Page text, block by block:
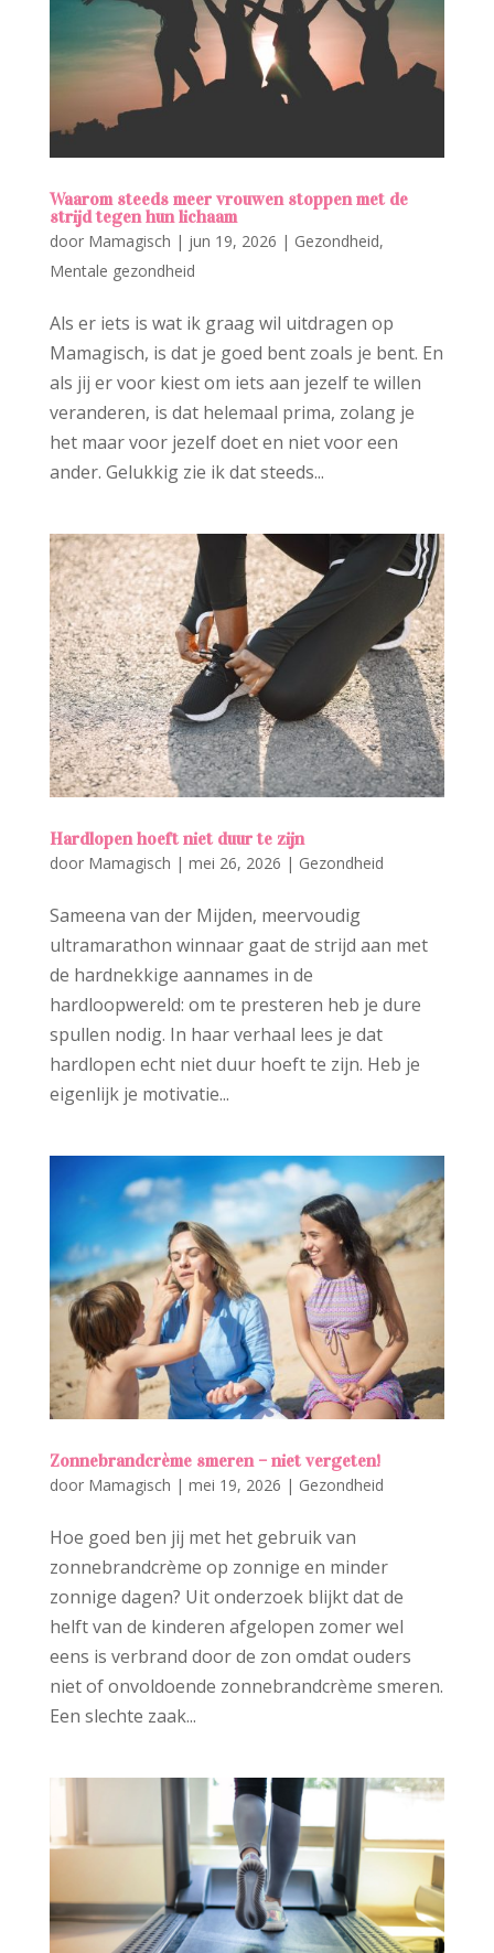
Waarom steeds meer vrouwen stoppen met de
strijd tegen hun lichaam
door Mamagisch | jun 19, 2026 | Gezondheid,
Mentale gezondheid
Als er iets is wat ik graag wil uitdragen op
Mamagisch, is dat je goed bent zoals je bent. En
als jij er voor kiest om iets aan jezelf te willen
veranderen, is dat helemaal prima, zolang je
het maar voor jezelf doet en niet voor een
ander. Gelukkig zie ik dat steeds...
Hardlopen hoeft niet duur te zijn
door Mamagisch | mei 26, 2026 | Gezondheid
Sameena van der Mijden, meervoudig
ultramarathon winnaar gaat de strijd aan met
de hardnekkige aannames in de
hardloopwereld: om te presteren heb je dure
spullen nodig. In haar verhaal lees je dat
hardlopen echt niet duur hoeft te zijn. Heb je
eigenlijk je motivatie...
Zonnebrandcrème smeren – niet vergeten!
door Mamagisch | mei 19, 2026 | Gezondheid
Hoe goed ben jij met het gebruik van
zonnebrandcrème op zonnige en minder
zonnige dagen? Uit onderzoek blijkt dat de
helft van de kinderen afgelopen zomer wel
eens is verbrand door de zon omdat ouders
niet of onvoldoende zonnebrandcrème smeren.
Een slechte zaak...